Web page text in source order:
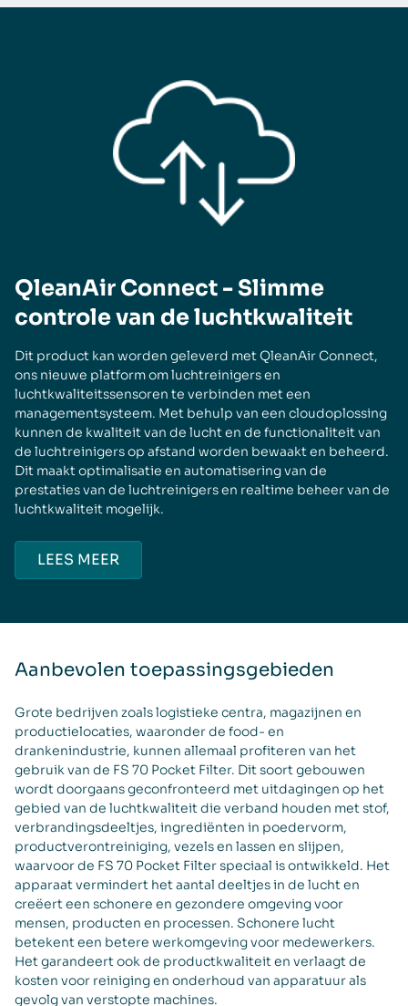
QleanAir Connect - Slimme
controle van de luchtkwaliteit
Dit product kan worden geleverd met QleanAir Connect,
ons nieuwe platform om luchtreinigers en
luchtkwaliteitssensoren te verbinden met een
managementsysteem. Met behulp van een cloudoplossing
kunnen de kwaliteit van de lucht en de functionaliteit van
de luchtreinigers op afstand worden bewaakt en beheerd.
Dit maakt optimalisatie en automatisering van de
prestaties van de luchtreinigers en realtime beheer van de
luchtkwaliteit mogelijk.
LEES MEER
Aanbevolen toepassingsgebieden
Grote bedrijven zoals logistieke centra, magazijnen en
productielocaties, waaronder de food- en
drankenindustrie, kunnen allemaal profiteren van het
gebruik van de FS 70 Pocket Filter. Dit soort gebouwen
wordt doorgaans geconfronteerd met uitdagingen op het
gebied van de luchtkwaliteit die verband houden met stof,
verbrandingsdeeltjes, ingrediënten in poedervorm,
productverontreiniging, vezels en lassen en slijpen,
waarvoor de FS 70 Pocket Filter speciaal is ontwikkeld. Het
apparaat vermindert het aantal deeltjes in de lucht en
creëert een schonere en gezondere omgeving voor
mensen, producten en processen. Schonere lucht
betekent een betere werkomgeving voor medewerkers.
Het garandeert ook de productkwaliteit en verlaagt de
kosten voor reiniging en onderhoud van apparatuur als
gevolg van verstopte machines.